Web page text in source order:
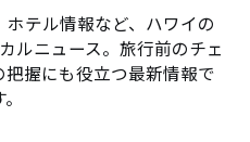
テル情報など、ハワイの
ルニュース。旅行前のチェ
握にも役立つ最新情報で